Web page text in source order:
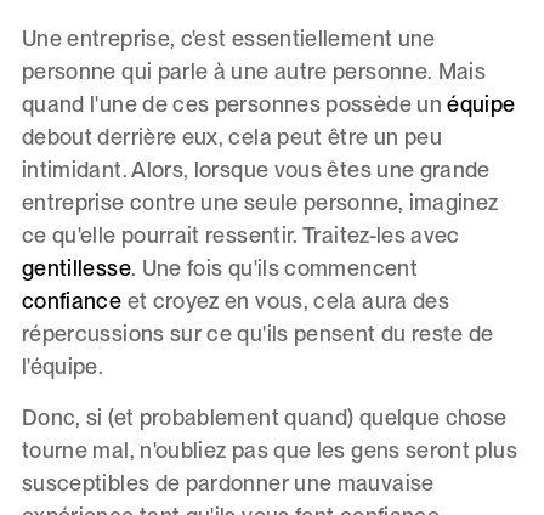
Une entreprise, c'est essentiellement une
personne qui parle à une autre personne. Mais
quand l'une de ces personnes possède unéquipe
debout derrière eux, cela peut être un peu
intimidant. Alors, lorsque vous êtes une grande
entreprise contre une seule personne, imaginez
ce qu'elle pourrait ressentir. Traitez-les avec
gentillesse. Une fois qu'ils commencent
confiance et croyez en vous, cela aura des
répercussions sur ce qu'ils pensent du reste de
l'équipe.
Donc, si (et probablement quand) quelque chose
tourne mal, n'oubliez pas que les gens seront plus
susceptibles de pardonner une mauvaise